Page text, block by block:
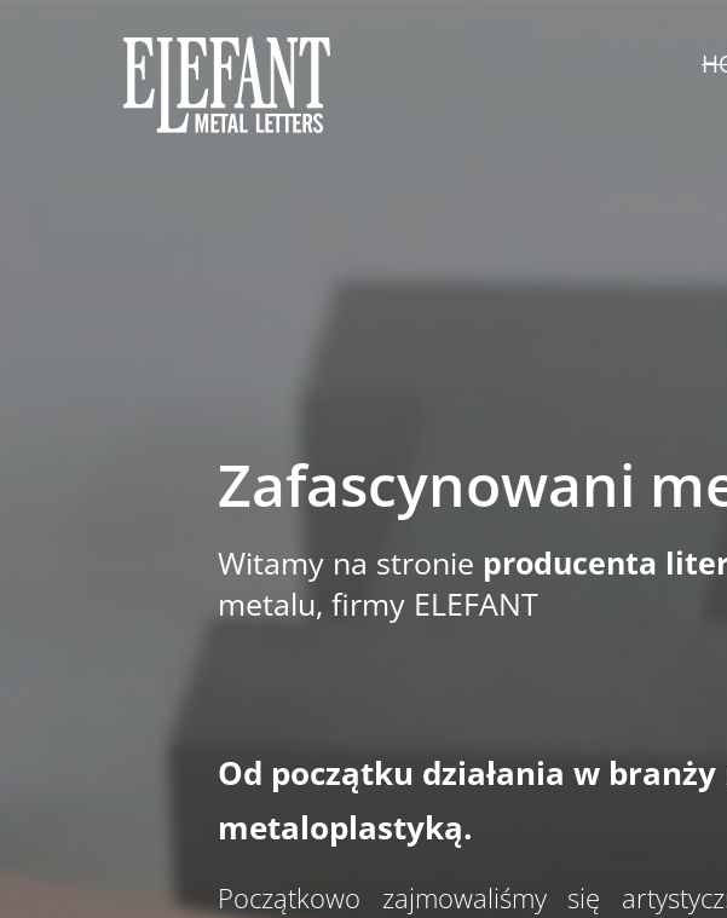
Zafascynowani
Witamy na stronie producenta
metalu, firmy ELEFANT
Od początku działania w
metaloplastyką.
Początkowo zajmowaliśmy się